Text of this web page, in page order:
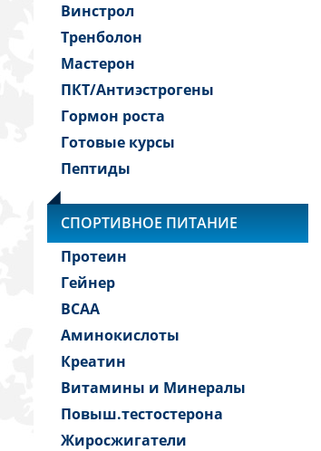
Винстрол
Тренболон
Мастерон
ПКТ/Антиэстрогены
Гормон роста
Готовые курсы
Пептиды
СПОРТИВНОЕ ПИТАНИЕ
Протеин
Гейнер
BCAA
Аминокислоты
Креатин
Витамины и Минералы
Повыш.тестостерона
Жиросжигатели